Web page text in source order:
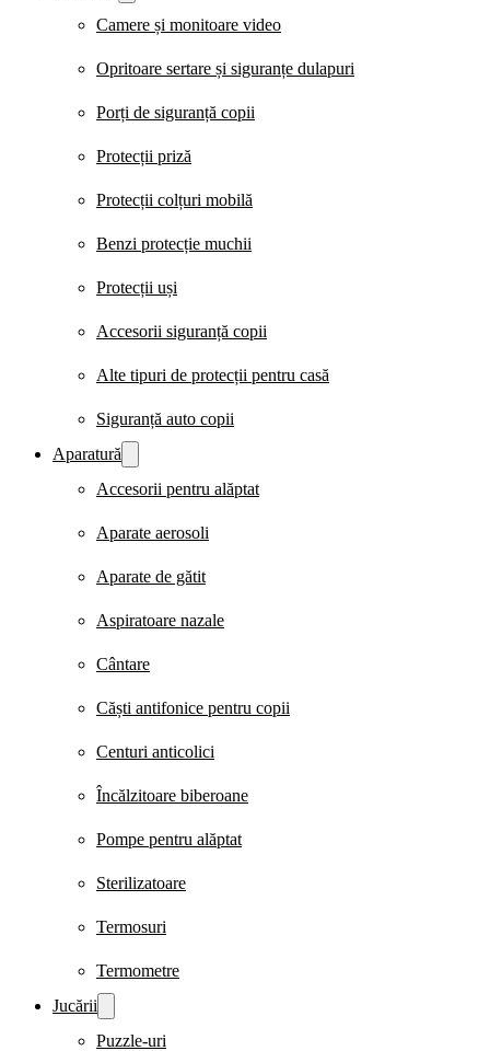
Camere și monitoare video
Opritoare sertare și siguranțe dulapuri
Porți de siguranță copii
Protecții priză
Protecții colțuri mobilă
Benzi protecție muchii
Protecții uși
Accesorii siguranță copii
Alte tipuri de protecții pentru casă
Siguranță auto copii
Aparatură
Accesorii pentru alăptat
Aparate aerosoli
Aparate de gătit
Aspiratoare nazale
Cântare
Căști antifonice pentru copii
Centuri anticolici
Încălzitoare biberoane
Pompe pentru alăptat
Sterilizatoare
Termosuri
Termometre
Jucării
Puzzle-uri